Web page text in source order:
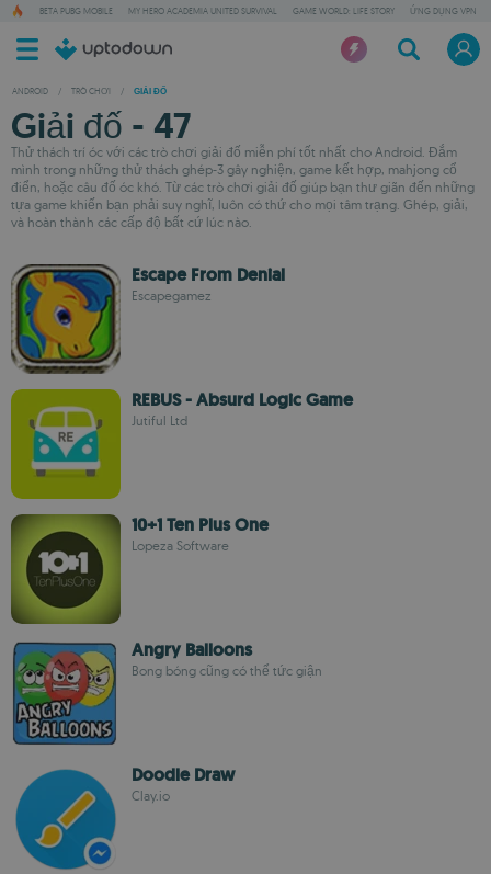
BETA PUBG MOBILE MY HERO ACADEMIA UNITED SURVIVAL GAME WORLD: LIFE STORY ỨNG DỤNG VPN
ANDROID / TRÒ CHƠI / GIẢI ĐỐ
Giải đố - 47
Thử thách trí óc với các trò chơi giải đố miễn phí tốt nhất cho Android. Đắm
mình trong những thử thách ghép-3 gây nghiện, game kết hợp, mahjong cổ
điển, hoặc câu đố óc khó. Từ các trò chơi giải đố giúp bạn thư giãn đến những
tựa game khiến bạn phải suy nghĩ, luôn có thứ cho mọi tâm trạng. Ghép, giải,
và hoàn thành các cấp độ bất cứ lúc nào.
Escape From Denial
Escapegamez
REBUS - Absurd Logic Game
Jutiful Ltd
10+1 Ten Plus One
Lopeza Software
Angry Balloons
Bong bóng cũng có thể tức giận
Doodle Draw
Clay.io